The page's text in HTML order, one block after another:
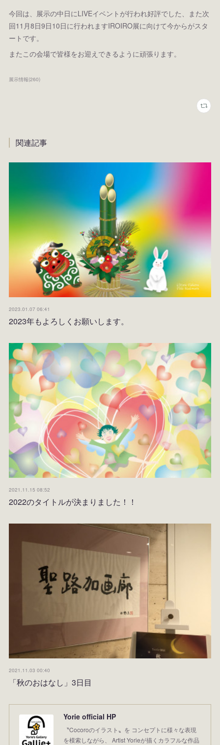
今回は、展示の中日にLIVEイベントが行われ好評でした、また次
回11月8日9日10日に行われますIROIRO展に向けて今からがスタ
ートです。
またこの会場で皆様をお迎えできるように頑張ります。
展示情報(260)
関連記事
2023.01.07 06:41
2023年もよろしくお願いします。
2021.11.15 08:52
2022のタイトルが決まりました！！
2021.11.03 00:40
「秋のおはなし」3日目
Yorie official HP
〝Cocoroのイラスト〟を コンセプトに様々な表現
を模索しながら、 Artist Yorieが描くカラフルな作品